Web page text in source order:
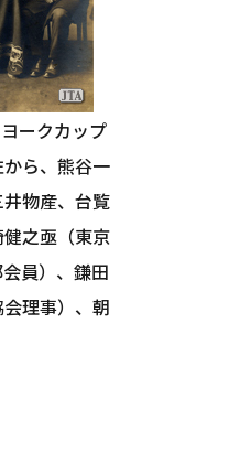
ークカップ
ら、熊谷一
物産、台覧
之亟（東京
員）、鎌田
理事）、朝